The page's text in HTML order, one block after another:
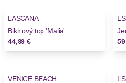
Novinky
LASCANA
Bikinový top 'Malia'
44,99 €
VENICE BEACH